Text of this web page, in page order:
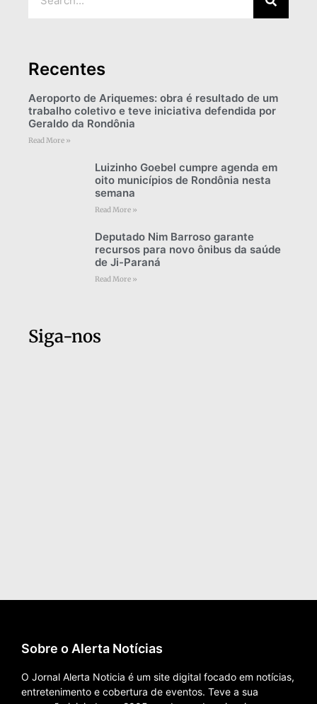
Recentes
Aeroporto de Ariquemes: obra é resultado de um
trabalho coletivo e teve iniciativa defendida por
Geraldo da Rondônia
Read More »
Luizinho Goebel cumpre agenda em
oito municípios de Rondônia nesta
semana
Read More »
Deputado Nim Barroso garante
recursos para novo ônibus da saúde
de Ji-Paraná
Read More »
Siga-nos
Sobre o Alerta Notícias
O Jornal Alerta Noticia é um site digital focado em notícias,
entretenimento e cobertura de eventos. Teve a sua